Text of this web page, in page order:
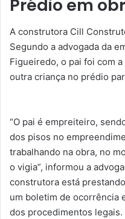
Prédio em
A construtora Cill
Segundo a advogada da
Figueiredo, o pai foi com
outra criança no prédio
“O pai é empreiteiro,
dos pisos no
trabalhando na obra, no
o vigia”, informou a
construtora está
um boletim de ocorrência
dos procedimentos